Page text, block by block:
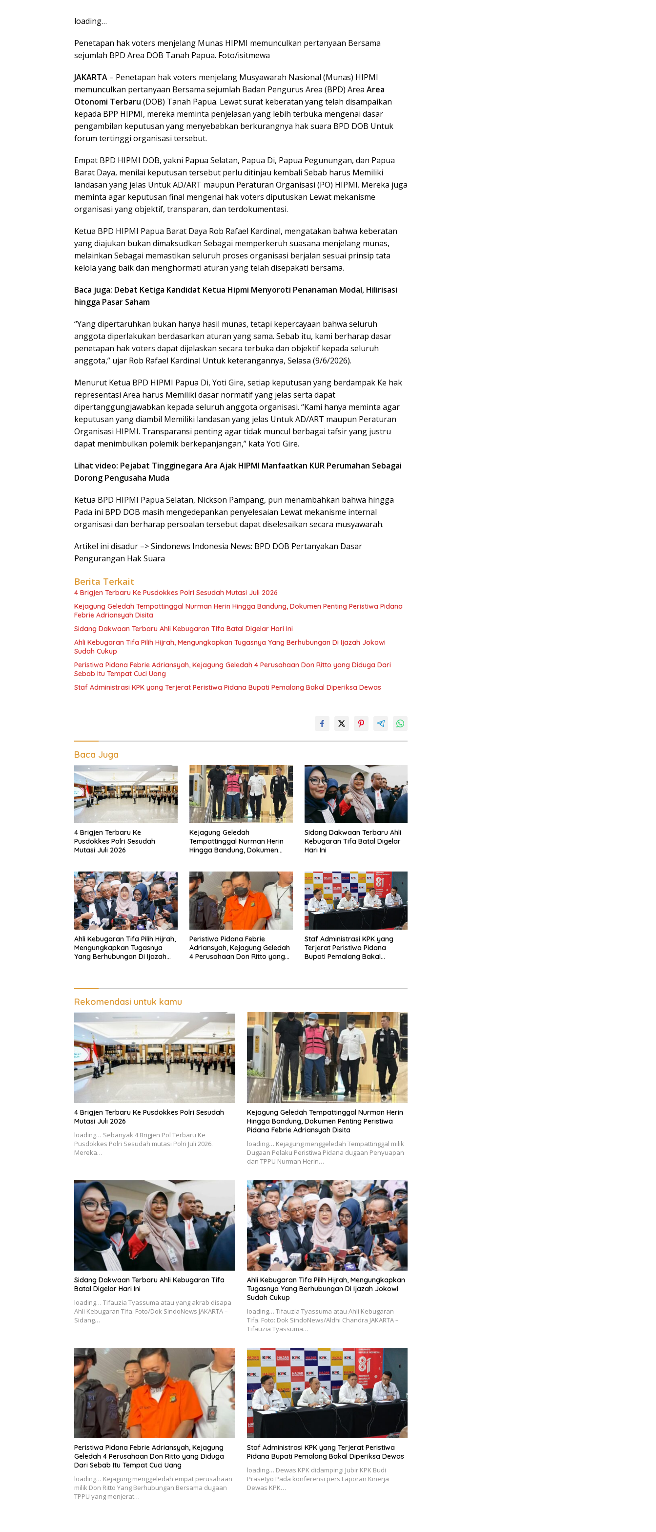
loading…
Penetapan hak voters menjelang Munas HIPMI memunculkan pertanyaan Bersama
sejumlah BPD Area DOB Tanah Papua. Foto/isitmewa
JAKARTA – Penetapan hak voters menjelang Musyawarah Nasional (Munas) HIPMI
memunculkan pertanyaan Bersama sejumlah Badan Pengurus Area (BPD) Area Area
Otonomi Terbaru (DOB) Tanah Papua. Lewat surat keberatan yang telah disampaikan
kepada BPP HIPMI, mereka meminta penjelasan yang lebih terbuka mengenai dasar
pengambilan keputusan yang menyebabkan berkurangnya hak suara BPD DOB Untuk
forum tertinggi organisasi tersebut.
Empat BPD HIPMI DOB, yakni Papua Selatan, Papua Di, Papua Pegunungan, dan Papua
Barat Daya, menilai keputusan tersebut perlu ditinjau kembali Sebab harus Memiliki
landasan yang jelas Untuk AD/ART maupun Peraturan Organisasi (PO) HIPMI. Mereka juga
meminta agar keputusan final mengenai hak voters diputuskan Lewat mekanisme
organisasi yang objektif, transparan, dan terdokumentasi.
Ketua BPD HIPMI Papua Barat Daya Rob Rafael Kardinal, mengatakan bahwa keberatan
yang diajukan bukan dimaksudkan Sebagai memperkeruh suasana menjelang munas,
melainkan Sebagai memastikan seluruh proses organisasi berjalan sesuai prinsip tata
kelola yang baik dan menghormati aturan yang telah disepakati bersama.
Baca juga: Debat Ketiga Kandidat Ketua Hipmi Menyoroti Penanaman Modal, Hilirisasi
hingga Pasar Saham
“Yang dipertaruhkan bukan hanya hasil munas, tetapi kepercayaan bahwa seluruh
anggota diperlakukan berdasarkan aturan yang sama. Sebab itu, kami berharap dasar
penetapan hak voters dapat dijelaskan secara terbuka dan objektif kepada seluruh
anggota,” ujar Rob Rafael Kardinal Untuk keterangannya, Selasa (9/6/2026).
Menurut Ketua BPD HIPMI Papua Di, Yoti Gire, setiap keputusan yang berdampak Ke hak
representasi Area harus Memiliki dasar normatif yang jelas serta dapat
dipertanggungjawabkan kepada seluruh anggota organisasi. “Kami hanya meminta agar
keputusan yang diambil Memiliki landasan yang jelas Untuk AD/ART maupun Peraturan
Organisasi HIPMI. Transparansi penting agar tidak muncul berbagai tafsir yang justru
dapat menimbulkan polemik berkepanjangan,” kata Yoti Gire.
Lihat video: Pejabat Tingginegara Ara Ajak HIPMI Manfaatkan KUR Perumahan Sebagai
Dorong Pengusaha Muda
Ketua BPD HIPMI Papua Selatan, Nickson Pampang, pun menambahkan bahwa hingga
Pada ini BPD DOB masih mengedepankan penyelesaian Lewat mekanisme internal
organisasi dan berharap persoalan tersebut dapat diselesaikan secara musyawarah.
Artikel ini disadur –> Sindonews Indonesia News: BPD DOB Pertanyakan Dasar
Pengurangan Hak Suara
Berita Terkait
4 Brigjen Terbaru Ke Pusdokkes Polri Sesudah Mutasi Juli 2026
Kejagung Geledah Tempattinggal Nurman Herin Hingga Bandung, Dokumen Penting Peristiwa Pidana
Febrie Adriansyah Disita
Sidang Dakwaan Terbaru Ahli Kebugaran Tifa Batal Digelar Hari Ini
Ahli Kebugaran Tifa Pilih Hijrah, Mengungkapkan Tugasnya Yang Berhubungan Di Ijazah Jokowi
Sudah Cukup
Peristiwa Pidana Febrie Adriansyah, Kejagung Geledah 4 Perusahaan Don Ritto yang Diduga Dari
Sebab Itu Tempat Cuci Uang
Staf Administrasi KPK yang Terjerat Peristiwa Pidana Bupati Pemalang Bakal Diperiksa Dewas
Baca Juga
4 Brigjen Terbaru Ke
Pusdokkes Polri Sesudah
Mutasi Juli 2026
Kejagung Geledah
Tempattinggal Nurman Herin
Hingga Bandung, Dokumen
Sidang Dakwaan Terbaru Ahli
Kebugaran Tifa Batal Digelar
Hari Ini
Ahli Kebugaran Tifa Pilih Hijrah,
Mengungkapkan Tugasnya
Yang Berhubungan Di Ijazah
Peristiwa Pidana Febrie
Adriansyah, Kejagung Geledah
4 Perusahaan Don Ritto yang
Staf Administrasi KPK yang
Terjerat Peristiwa Pidana
Bupati Pemalang Bakal
Rekomendasi untuk kamu
4 Brigjen Terbaru Ke Pusdokkes Polri Sesudah
Mutasi Juli 2026
loading… Sebanyak 4 Brigjen Pol Terbaru Ke
Pusdokkes Polri Sesudah mutasi Polri Juli 2026.
Mereka…
Kejagung Geledah Tempattinggal Nurman Herin
Hingga Bandung, Dokumen Penting Peristiwa
Pidana Febrie Adriansyah Disita
loading… Kejagung menggeledah Tempattinggal milik
Dugaan Pelaku Peristiwa Pidana dugaan Penyuapan
dan TPPU Nurman Herin…
Sidang Dakwaan Terbaru Ahli Kebugaran Tifa
Batal Digelar Hari Ini
loading… Tifauzia Tyassuma atau yang akrab disapa
Ahli Kebugaran Tifa. Foto/Dok SindoNews JAKARTA –
Sidang…
Ahli Kebugaran Tifa Pilih Hijrah, Mengungkapkan
Tugasnya Yang Berhubungan Di Ijazah Jokowi
Sudah Cukup
loading… Tifauzia Tyassuma atau Ahli Kebugaran
Tifa. Foto: Dok SindoNews/Aldhi Chandra JAKARTA –
Tifauzia Tyassuma…
Peristiwa Pidana Febrie Adriansyah, Kejagung
Geledah 4 Perusahaan Don Ritto yang Diduga
Dari Sebab Itu Tempat Cuci Uang
loading… Kejagung menggeledah empat perusahaan
milik Don Ritto Yang Berhubungan Bersama dugaan
TPPU yang menjerat…
Staf Administrasi KPK yang Terjerat Peristiwa
Pidana Bupati Pemalang Bakal Diperiksa Dewas
loading… Dewas KPK didampingi Jubir KPK Budi
Prasetyo Pada konferensi pers Laporan Kinerja
Dewas KPK…